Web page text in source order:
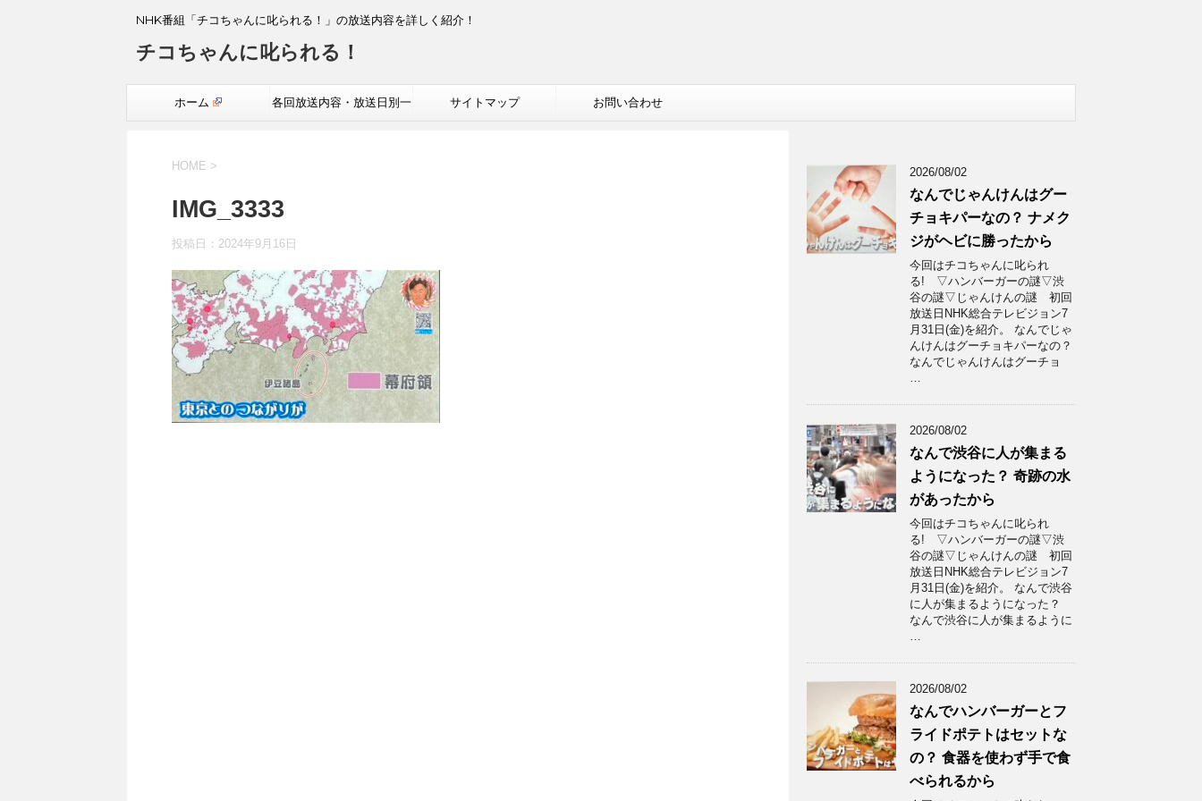
NHK番組「チコちゃんに叱られる！」の放送内容を詳しく紹介！
チコちゃんに叱られる！
ホーム 各回放送内容・放送日別一 サイトマップ お問い合わせ
HOME >
IMG_3333
投稿日： 2024年9月16日
2026/08/02
なんでじゃんけんはグー
チョキパーなの？ ナメク
ジがヘビに勝ったから
今回はチコちゃんに叱られ
る! ▽ハンバーガーの謎▽渋
谷の謎▽じゃんけんの謎 初回
放送日NHK総合テレビジョン7
月31日(金)を紹介。 なんでじゃ
んけんはグーチョキパーなの？
なんでじゃんけんはグーチョ
…
2026/08/02
なんで渋谷に人が集まる
ようになった？ 奇跡の水
があったから
今回はチコちゃんに叱られ
る! ▽ハンバーガーの謎▽渋
谷の謎▽じゃんけんの謎 初回
放送日NHK総合テレビジョン7
月31日(金)を紹介。 なんで渋谷
に人が集まるようになった？
なんで渋谷に人が集まるように
…
2026/08/02
なんでハンバーガーとフ
ライドポテトはセットな
の？ 食器を使わず手で食
べられるから